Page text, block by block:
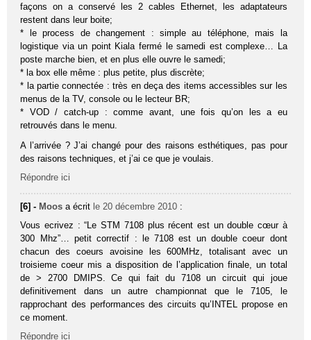
façons on a conservé les 2 cables Ethernet, les adaptateurs
restent dans leur boite;
* le process de changement : simple au téléphone, mais la
logistique via un point Kiala fermé le samedi est complexe… La
poste marche bien, et en plus elle ouvre le samedi;
* la box elle même : plus petite, plus discrète;
* la partie connectée : très en deça des items accessibles sur les
menus de la TV, console ou le lecteur BR;
* VOD / catch-up : comme avant, une fois qu’on les a eu
retrouvés dans le menu.
A l’arrivée ? J’ai changé pour des raisons esthétiques, pas pour
des raisons techniques, et j’ai ce que je voulais.
Répondre ici
[6] - Moos a écrit le 20 décembre 2010 :
Vous ecrivez : “Le STM 7108 plus récent est un double cœur à
300 Mhz”… petit correctif : le 7108 est un double coeur dont
chacun des coeurs avoisine les 600MHz, totalisant avec un
troisieme coeur mis a disposition de l’application finale, un total
de > 2700 DMIPS. Ce qui fait du 7108 un circuit qui joue
definitivement dans un autre championnat que le 7105, le
rapprochant des performances des circuits qu’INTEL propose en
ce moment.
Répondre ici